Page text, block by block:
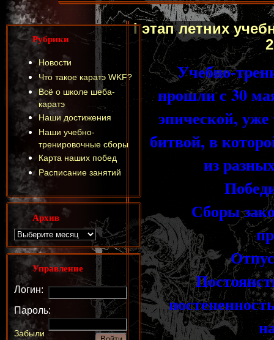
I этап летних
Учебно-
прошли с 30
эпической,
битвой, в
из
Сборы
Отпуск
Рубрики
Новости
Что такое каратэ WKF?
Всё о школе шеба-
каратэ
Наши достижения
Наши учебно-
тренировочные сборы
Карта наших побед
Расписание занятий
Архив
Управление
Логин:
Пароль:
Забыли